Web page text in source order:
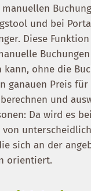
und bei
Diese
Buchungen
kann, ohne die
ganauen Preis
und
Da wird es
sich an der
orientiert.